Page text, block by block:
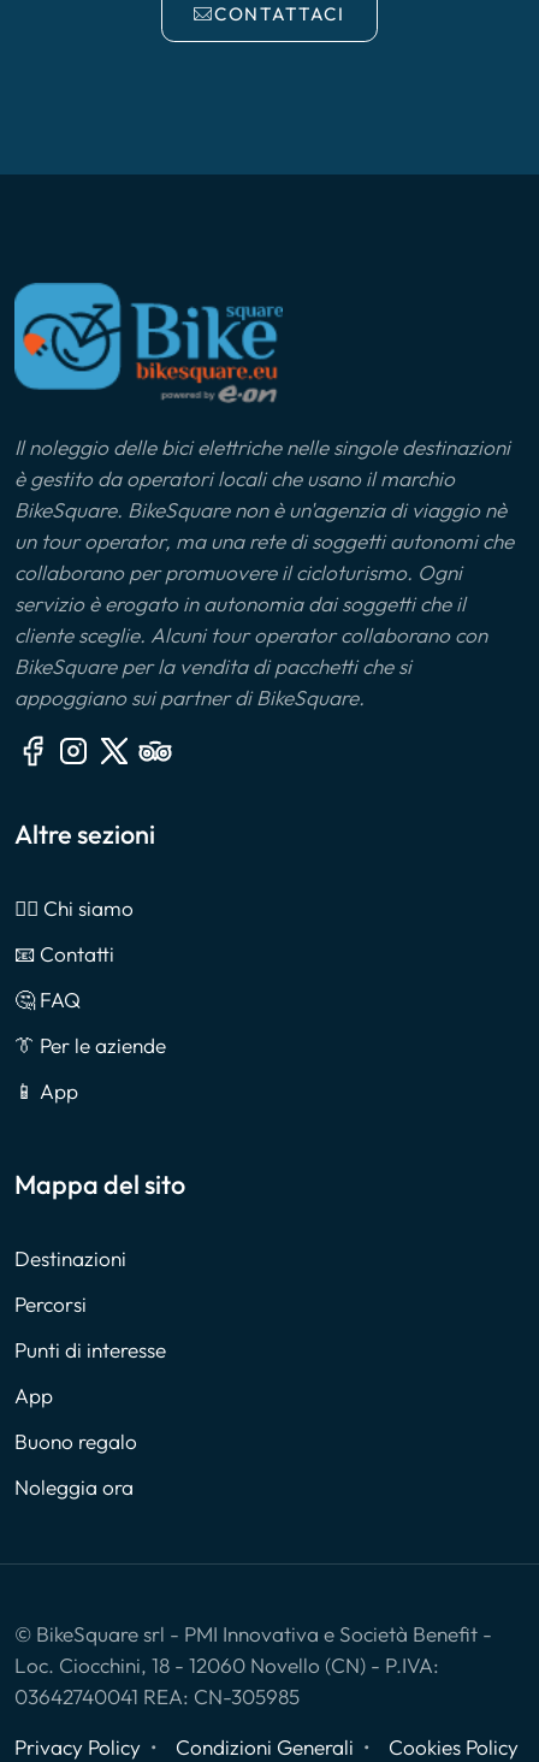
CONTATTACI
Il noleggio delle bici elettriche nelle singole destinazioni
è gestito da operatori locali che usano il marchio
BikeSquare. BikeSquare non è un'agenzia di viaggio nè
un tour operator, ma una rete di soggetti autonomi che
collaborano per promuovere il cicloturismo. Ogni
servizio è erogato in autonomia dai soggetti che il
cliente sceglie. Alcuni tour operator collaborano con
BikeSquare per la vendita di pacchetti che si
appoggiano sui partner di BikeSquare.
Altre sezioni
🙎‍♂️ Chi siamo
📧 Contatti
🤔 FAQ
👔 Per le aziende
📱 App
Mappa del sito
Destinazioni
Percorsi
Punti di interesse
App
Buono regalo
Noleggia ora
© BikeSquare srl - PMI Innovativa e Società Benefit -
Loc. Ciocchini, 18 - 12060 Novello (CN) - P.IVA:
03642740041 REA: CN-305985
Privacy Policy
Condizioni Generali Cookies Policy